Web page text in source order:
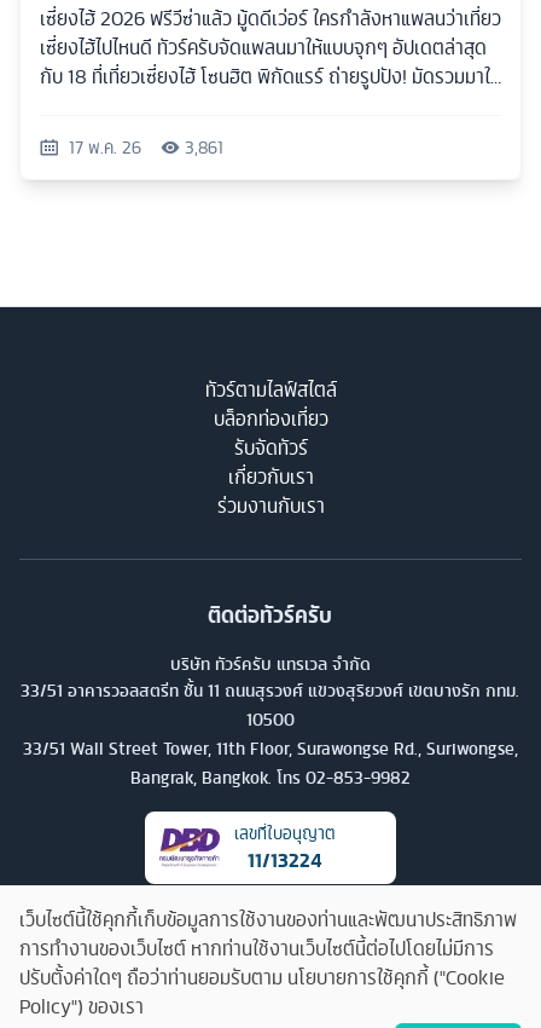
เซี่ยงไฮ้ 2026 ฟรีวีซ่าแล้ว มู้ดดีเว่อร์ ใครกำลังหาแพลนว่าเที่ยว
เซี่ยงไฮ้ไปไหนดี ทัวร์ครับจัดแพลนมาให้แบบจุกๆ อัปเดตล่าสุด
กับ 18 ที่เที่ยวเซี่ยงไฮ้ โซนฮิต พิกัดแรร์ ถ่ายรูปปัง! มัดรวมมาให้
17 พ.ค. 26 3,861
ทัวร์ตามไลฟ์สไตล์
บล็อกท่องเที่ยว
รับจัดทัวร์
เกี่ยวกับเรา
ร่วมงานกับเรา
ติดต่อทัวร์ครับ
บริษัท ทัวร์ครับ แทรเวล จำกัด
33/51 อาคารวอลสตรีท ชั้น 11 ถนนสุรวงศ์ แขวงสุริยวงศ์ เขตบางรัก กทม.
10500
33/51 Wall Street Tower, 11th Floor, Surawongse Rd., Suriwongse,
Bangrak, Bangkok. โทร 02-853-9982
เลขที่ใบอนุญาต
11/13224
เว็บไซต์นี้ใช้คุกกี้เก็บข้อมูลการใช้งานของท่านและพัฒนาประสิทธิภาพ
การทำงานของเว็บไซต์ หากท่านใช้งานเว็บไซต์นี้ต่อไปโดยไม่มีการ
ปรับตั้งค่าใดๆ ถือว่าท่านยอมรับตาม นโยบายการใช้คุกกี้ ("Cookie
Policy") ของเรา